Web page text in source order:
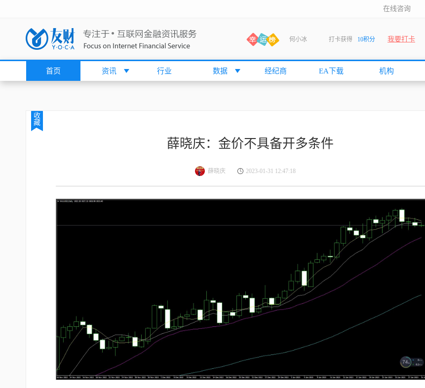
在线咨询
何小冰 打卡获得 10积分
打卡获得
张尧浠 打卡获得
袁友江
10积分
打卡获得 10积分
打卡获得 10积分
张尧浠 打卡获得 20积分
袁友江 打卡获得
袁友江 打卡获得
何小冰
20积分
打卡获得
我要打卡
首页 资讯 行业 数据 经纪商 EA下载 机构
收
藏
薛晓庆：金价不具备开多条件
薛晓庆 2023-01-31 12:47:18